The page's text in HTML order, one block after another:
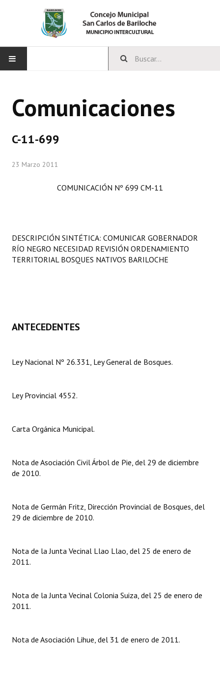
CONCEJO
Comisiones Especiales
LEGISLACIÓN
DOCUMENTOS
Dictámenes Asesoría Letrada
Ejecución Presupuestaria
NORMATIVA
Declaraciones
Resoluciones de Presidencia
Comunicaciones
C-11-699
23 Marzo 2011
COMUNICACIÓN Nº 699 CM-11
DESCRIPCIÓN SINTÉTICA: COMUNICAR GOBERNADOR
RÍO NEGRO NECESIDAD REVISIÓN ORDENAMIENTO
TERRITORIAL BOSQUES NATIVOS BARILOCHE
ANTECEDENTES
Ley Nacional Nº 26.331, Ley General de Bosques.
Ley Provincial 4552.
Carta Orgánica Municipal.
Nota de Asociación Civil Árbol de Pie, del 29 de diciembre
de 2010.
Nota de Germán Fritz, Dirección Provincial de Bosques, del
29 de diciembre de 2010.
Nota de la Junta Vecinal Llao Llao, del 25 de enero de
2011.
Nota de la Junta Vecinal Colonia Suiza, del 25 de enero de
2011.
Nota de Asociación Lihue, del 31 de enero de 2011.